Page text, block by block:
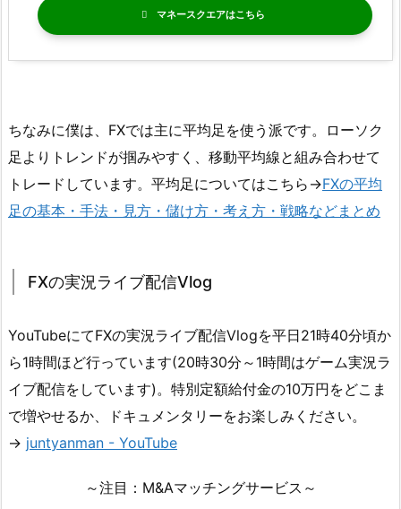
マネースクエア
ちなみに僕は、FXでは主に平均足を使う派です。ローソク
足よりトレンドが掴みやすく、移動平均線と組み合わせて
トレードしています。平均足についてはこちら→FXの平均
足の基本・手法・見方・儲け方・考え方・戦略などまとめ
FXの実況ライブ配信Vlog
YouTubeにてFXの実況ライブ配信Vlogを平日21時40分頃か
ら1時間ほど行っています(20時30分～1時間はゲーム実況ラ
イブ配信をしています)。特別定額給付金の10万円をどこま
で増やせるか、ドキュメンタリーをお楽しみください。
→ juntyanman - YouTube
～注目：M&Aマッチングサービス～